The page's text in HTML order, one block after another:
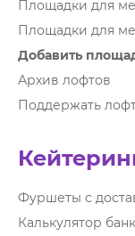
Площадки для
Площадки для
Добавить
Архив лофтов
Поддержать
Фуршеты с
Калькулятор